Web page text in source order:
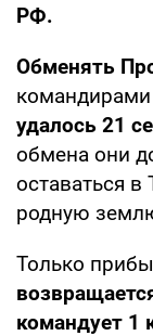
РФ.
Обменять
удалось 21
обмена они
оставаться в
родную
Только
командует 1